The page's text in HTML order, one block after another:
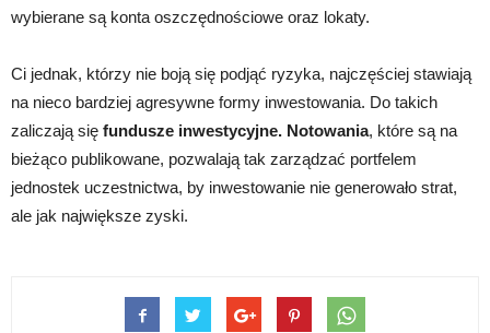
wybierane są konta oszczędnościowe oraz lokaty.
Ci jednak, którzy nie boją się podjąć ryzyka, najczęściej stawiają
na nieco bardziej agresywne formy inwestowania. Do takich
zaliczają się fundusze inwestycyjne. Notowania, które są na
bieżąco publikowane, pozwalają tak zarządzać portfelem
jednostek uczestnictwa, by inwestowanie nie generowało strat,
ale jak największe zyski.